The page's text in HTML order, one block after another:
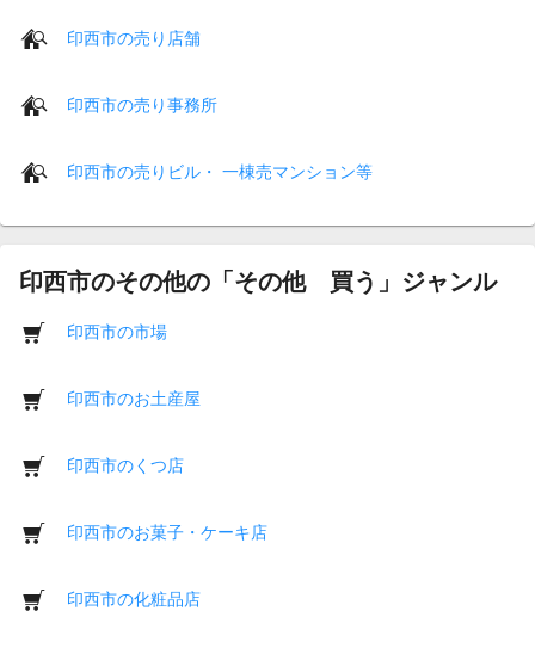
印西市の売り店舗
印西市の売り事務所
印西市の売りビル・ 一棟売マンション等
印西市のその他の「その他 買う」ジャンル
印西市の市場
印西市のお土産屋
印西市のくつ店
印西市のお菓子・ケーキ店
印西市の化粧品店